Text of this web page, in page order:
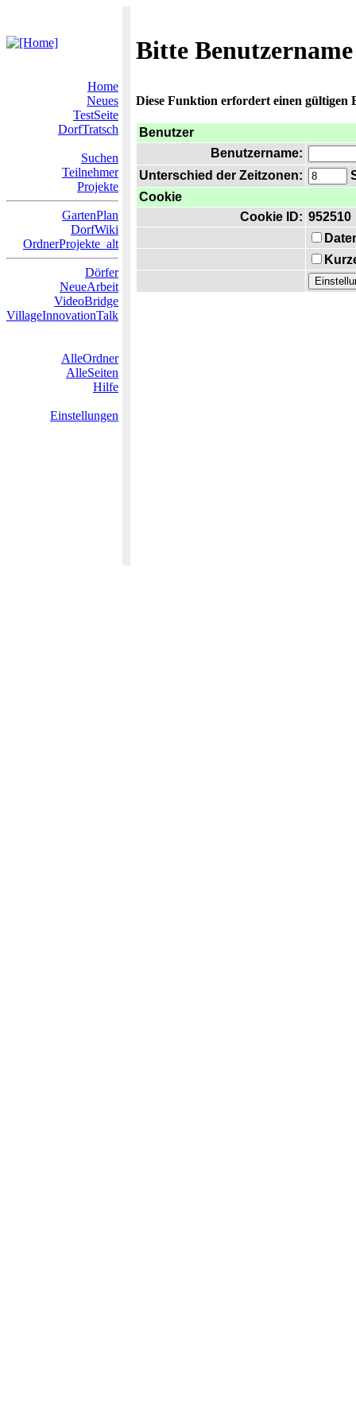
Bitte
Home
Neues
TestSeite
DorfTratsch
Suchen
Teilnehmer
Projekte
GartenPlan
DorfWiki
OrdnerProjekte_alt
Dörfer
NeueArbeit
VideoBridge
VillageInnovationTalk
AlleOrdner
AlleSeiten
Hilfe
Einstellungen
Diese Funktion erfordert einen gültigen
Benutzer
Benutzername:
Unterschied der Zeitzonen:
Cookie
Cookie ID: 952510